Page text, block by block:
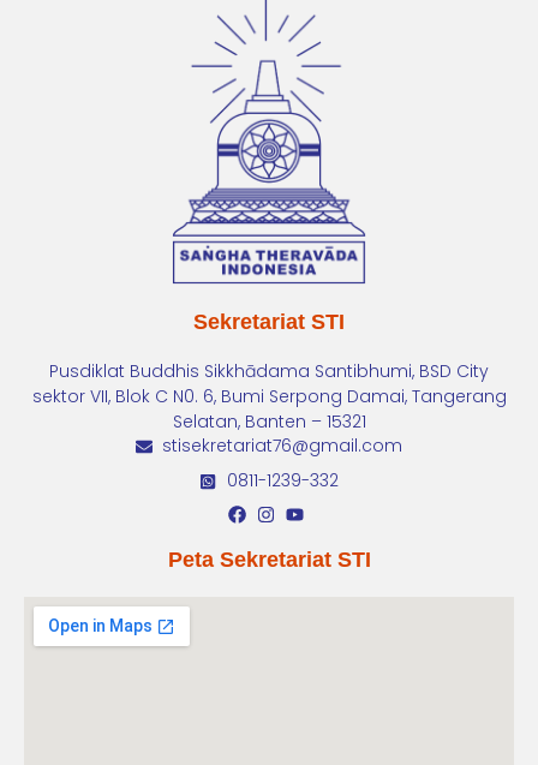
Sekretariat STI
Pusdiklat Buddhis Sikkhādama Santibhumi, BSD City
sektor VII, Blok C N0. 6, Bumi Serpong Damai, Tangerang
Selatan, Banten – 15321
stisekretariat76@gmail.com
0811-1239-332
Peta Sekretariat STI